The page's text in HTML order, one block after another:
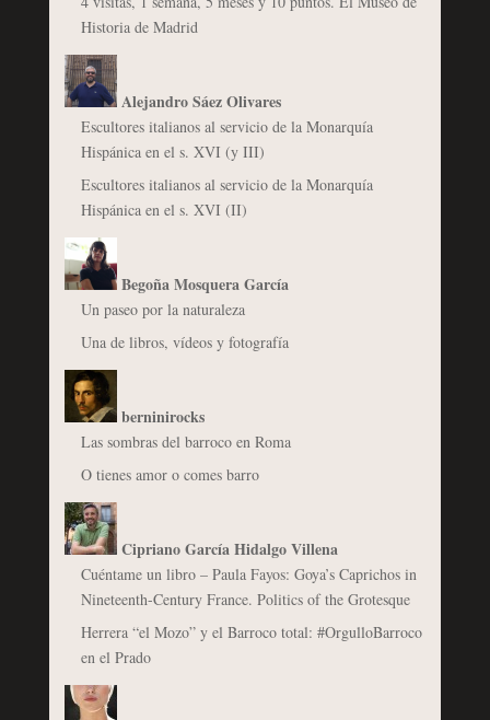
Historia de Madrid
Alejandro Sáez Olivares
Escultores italianos al servicio de la Monarquía
Hispánica en el s. XVI (y III)
Escultores italianos al servicio de la Monarquía
Hispánica en el s. XVI (II)
Begoña Mosquera García
Un paseo por la naturaleza
Una de libros, vídeos y fotografía
berninirocks
Las sombras del barroco en Roma
O tienes amor o comes barro
Cipriano García Hidalgo Villena
Cuéntame un libro – Paula Fayos: Goya’s Caprichos in
Nineteenth-Century France. Politics of the Grotesque
Herrera “el Mozo” y el Barroco total: #OrgulloBarroco
en el Prado